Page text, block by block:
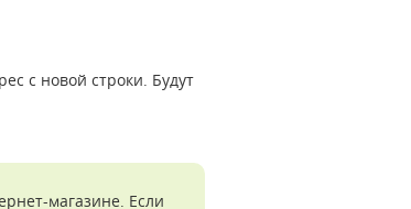
с новой строки. Будут
магазине. Если